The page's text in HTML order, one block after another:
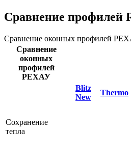
Сравнение профилей
Сравнение оконных профилей
Сравнение
оконных
профилей
РЕХАУ
Blitz
New
Thermo
Сохранение
тепла